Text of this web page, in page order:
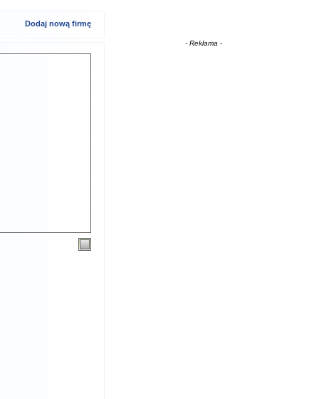
Dodaj nową firmę
- Reklama -